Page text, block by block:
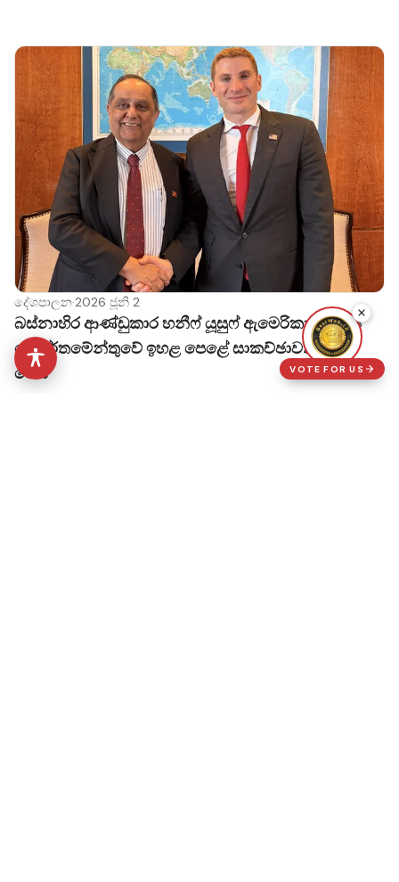
දේශපාලන·2026 ජූනි 2
බස්නාහිර ආණ්ඩුකාර හනීෆ් යූසුෆ් ඇමෙරිකානු රාජ්‍ය
දෙපාර්තමේන්තුවේ ඉහළ පෙළේ සාකච්ඡාවක නිරත
වෙයි
VOTE FOR US